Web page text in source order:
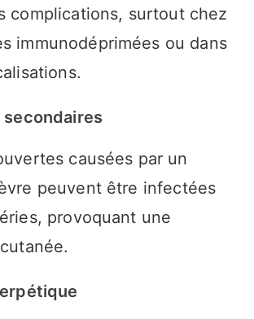
complications, surtout chez
immunodéprimées ou dans
causées par un
peuvent être infectées
provoquant une